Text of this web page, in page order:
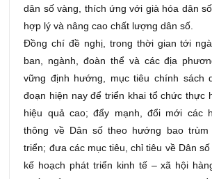
dân số vàng, thích ứng với già hóa dân
hợp lý và nâng cao chất lượng dân số.
Đồng chí đề nghị, trong thời gian tới
ban, ngành, đoàn thể và các địa
vững định hướng, mục tiêu chính sách
đoạn hiện nay để triển khai tổ chức thực
hiệu quả cao; đẩy mạnh, đổi mới các
thông về Dân số theo hướng bao
triển; đưa các mục tiêu, chỉ tiêu về Dân
kế hoạch phát triển kinh tế – xã hội